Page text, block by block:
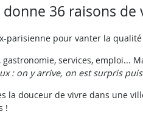
36 raisons de
parisienne pour vanter la
services, emploi...
: on y arrive, on est surpris
la douceur de vivre dans une
!